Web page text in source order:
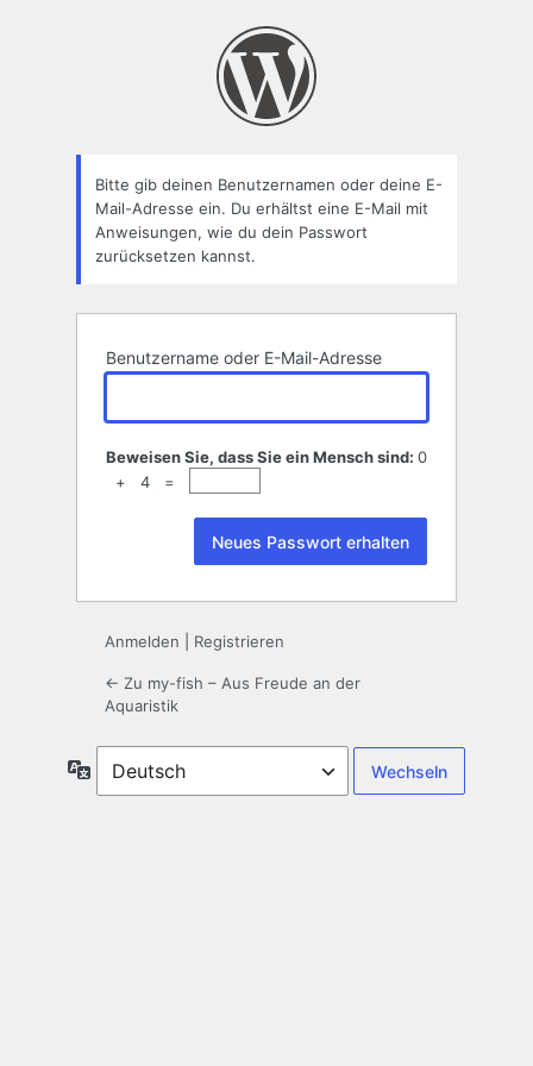
Bitte gib deinen Benutzernamen oder deine E-
Mail-Adresse ein. Du erhältst eine E-Mail mit
Anweisungen, wie du dein Passwort
zurücksetzen kannst.
Benutzername oder E-Mail-Adresse
Beweisen Sie, dass Sie ein Mensch sind: 0
+ 4 =
Anmelden Registrieren
← Zu my-fish – Aus Freude an der
Aquaristik
Sprache